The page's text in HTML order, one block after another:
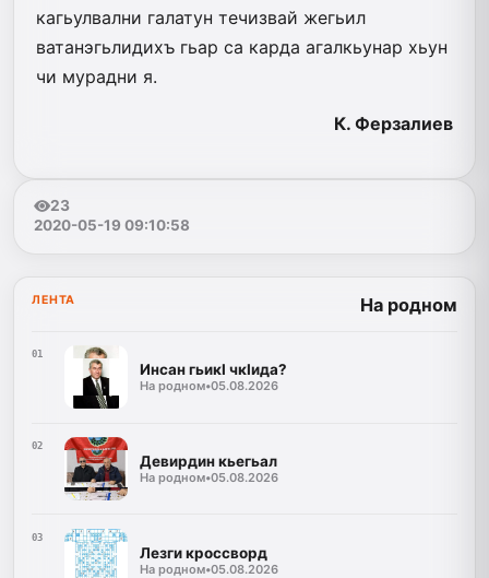
кагьулвални галатун течизвай жегьил
ватанэгьлидихъ гьар са карда агалкьунар хьун
чи мурадни я.
К. Ферзалиев
23
2020-05-19 09:10:58
ЛЕНТА На родном
01
Инсан гьикI чкIида?
На родном•05.08.2026
02
Девирдин кьегьал
На родном•05.08.2026
03
Лезги кроссворд
На родном•05.08.2026